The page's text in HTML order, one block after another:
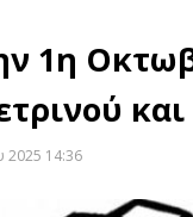
1η
2025 14:36